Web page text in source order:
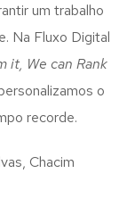
um trabalho
Na Fluxo Digital
it, We can Rank
o
recorde.
Chacim